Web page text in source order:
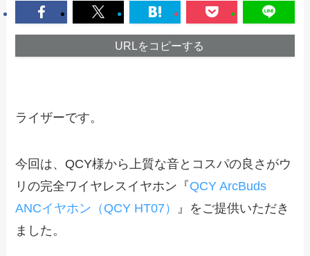
URLをコピーする
ライザーです。
今回は、QCY様から上質な音とコスパの良さがウ
リの完全ワイヤレスイヤホン『QCY ArcBuds
ANCイヤホン（QCY HT07） 』をご提供いただき
ました。